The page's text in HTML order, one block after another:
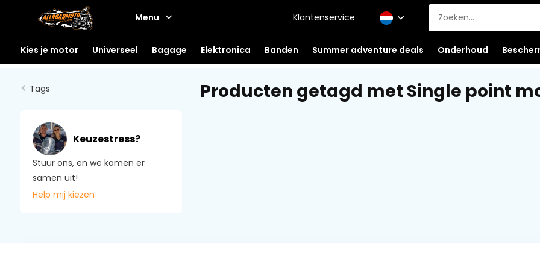
Menu Klantenservice
Kies je motor Universeel Bagage Elektronica Banden Summer adventure deals Onderhoud
Tags
Keuzestress?
Stuur ons, en we komen er
samen uit!
Help mij kiezen
Producten getagd met Single point